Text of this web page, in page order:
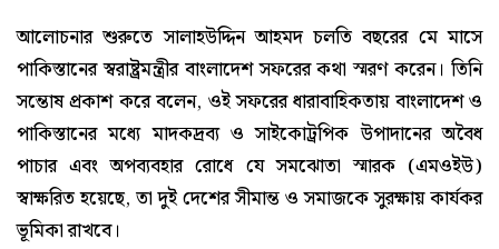
আলোচনার শুরুতে সালাহউদ্দিন আহমদ চলতি বছরের মে মাসে
পাকিস্তানের স্বরাষ্ট্রমন্ত্রীর বাংলাদেশ সফরের কথা স্মরণ করেন। তিনি
সন্তোষ প্রকাশ করে বলেন, ওই সফরের ধারাবাহিকতায় বাংলাদেশ ও
পাকিস্তানের মধ্যে মাদকদ্রব্য ও সাইকোট্রপিক উপাদানের অবৈধ
পাচার এবং অপব্যবহার রোধে যে সমঝোতা স্মারক (এমওইউ)
স্বাক্ষরিত হয়েছে, তা দুই দেশের সীমান্ত ও সমাজকে সুরক্ষায় কার্যকর
ভূমিকা রাখবে।